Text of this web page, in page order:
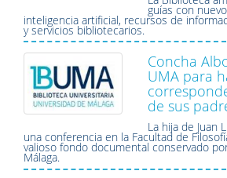
guías con
inteligencia artificial, recursos de
y servicios bibliotecarios.
Concha
UMA para
de sus
La hija de Juan
una conferencia en la Facultad de
valioso fondo documental conservado
Málaga.